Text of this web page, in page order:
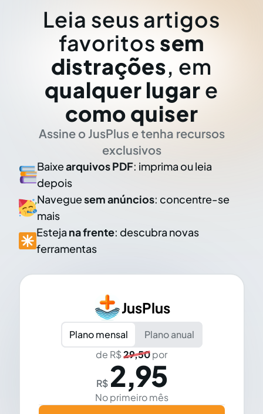
Leia seus artigos
favoritos sem
distrações, em
qualquer lugar e
como quiser
Assine o JusPlus e tenha recursos
exclusivos
Baixearquivos PDF: imprima ou leia
depois
Naveguesem anúncios: concentre-se
mais
Esteja na frente: descubra novas
ferramentas
JusPlus
Plano mensal
Plano anual
de R$29,50por
R$ 2,95
No primeiro mês